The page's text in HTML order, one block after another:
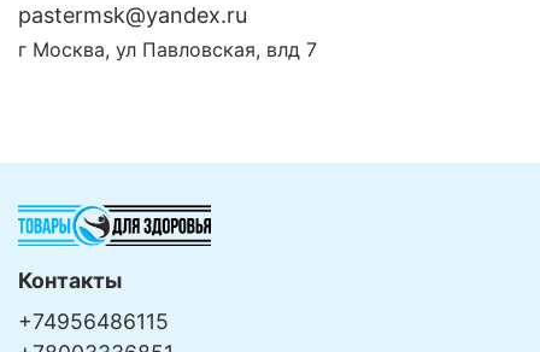
pastermsk@yandex.ru
г Москва, ул Павловская, влд 7
Контакты
+74956486115